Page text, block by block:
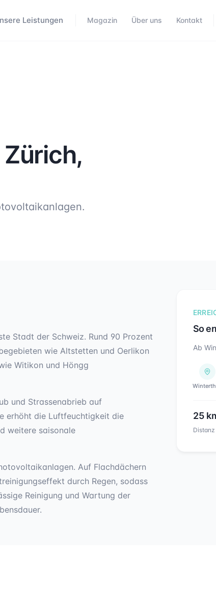
Leistungen Magazin Über uns Kontakt
Zürich,
Stadt der Schweiz. Rund 90 Prozent
wie Altstetten und Oerlikon
Witikon und Höngg
und Strassenabrieb auf
erhöht die Luftfeuchtigkeit die
weitere saisonale
Auf Flachdächern
durch Regen, sodass
Reinigung und Wartung der
So
Ab
25
Distanz